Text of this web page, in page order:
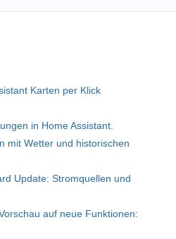
Karten per Klick
in Home Assistant.
mit Wetter und historischen
Update: Stromquellen und
auf neue Funktionen: